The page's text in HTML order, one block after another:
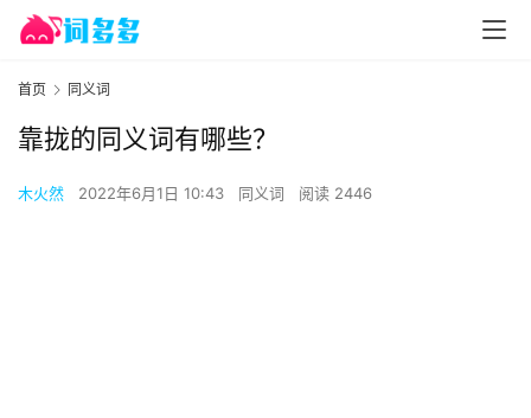
首页 同义词
靠拢的同义词有哪些？
木火然 2022年6月1日 10:43 同义词 阅读 2446